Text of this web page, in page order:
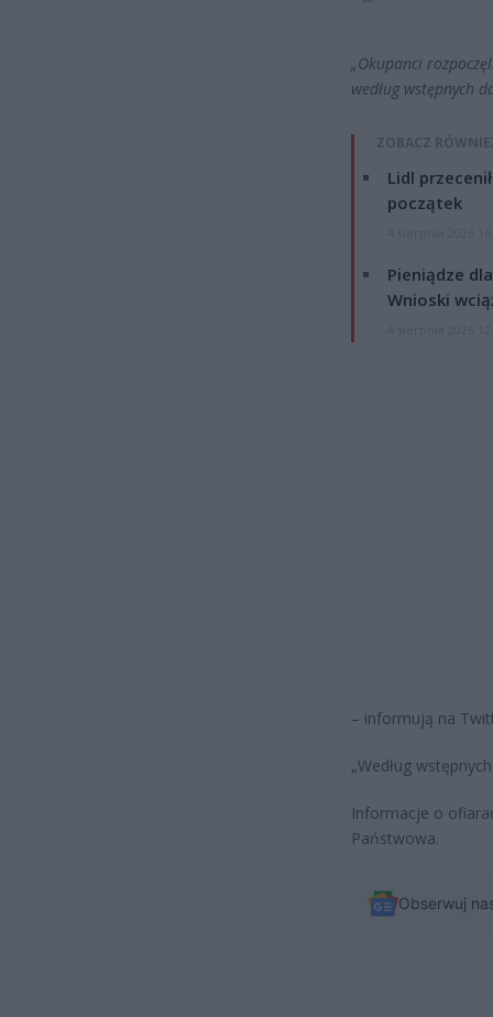
„Okupanci
według wstępnych
ZOBACZ
Lidl
początek
Pieniądze
Wnioski
– informują na
„Według
Informacje o
Państwowa.
Obserwuj